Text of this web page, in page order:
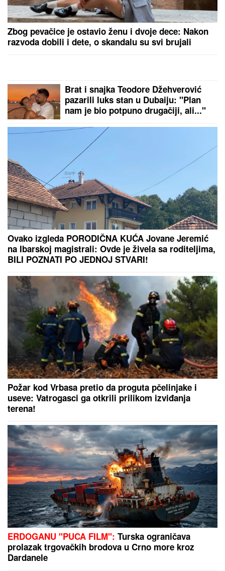
(VIDEO) MARIJANA MATEUS ĐUSKA
ISPRED BINE
Uhvatili smo je na
Cecinom koncertu, u miniću
pokazala izvajane noge, u publici i
ova poznata pevačica uživa sa
mužem
"ILIJAN UŽIVA KAO PRINC, NE ISPUŠTAMO GA IZ
RUKU" Ceca Ražnatović o unuku, porodici Gudelj i
spomenula i novi album posle 10 godina